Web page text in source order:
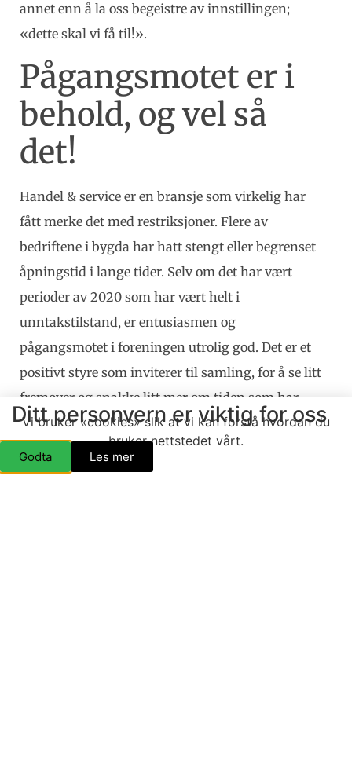
annet enn å la oss begeistre av innstillingen;
«dette skal vi få til!».
Pågangsmotet er i
behold, og vel så
det!
Handel & service er en bransje som virkelig har
fått merke det med restriksjoner. Flere av
bedriftene i bygda har hatt stengt eller begrenset
åpningstid i lange tider. Selv om det har vært
perioder av 2020 som har vært helt i
unntakstilstand, er entusiasmen og
pågangsmotet i foreningen utrolig god. Det er et
positivt styre som inviterer til samling, for å se litt
fremover og snakke litt mer om tiden som har
vært. Selv om agendaen for et årsmøte er satt på
forhånd, er det som regel alltid tid til litt småprat
om stort og smått også.
Ditt personvern er viktig for oss
Vi bruker «cookies» slik at vi kan forstå hvordan du
bruker nettstedet vårt.
Godta Les mer